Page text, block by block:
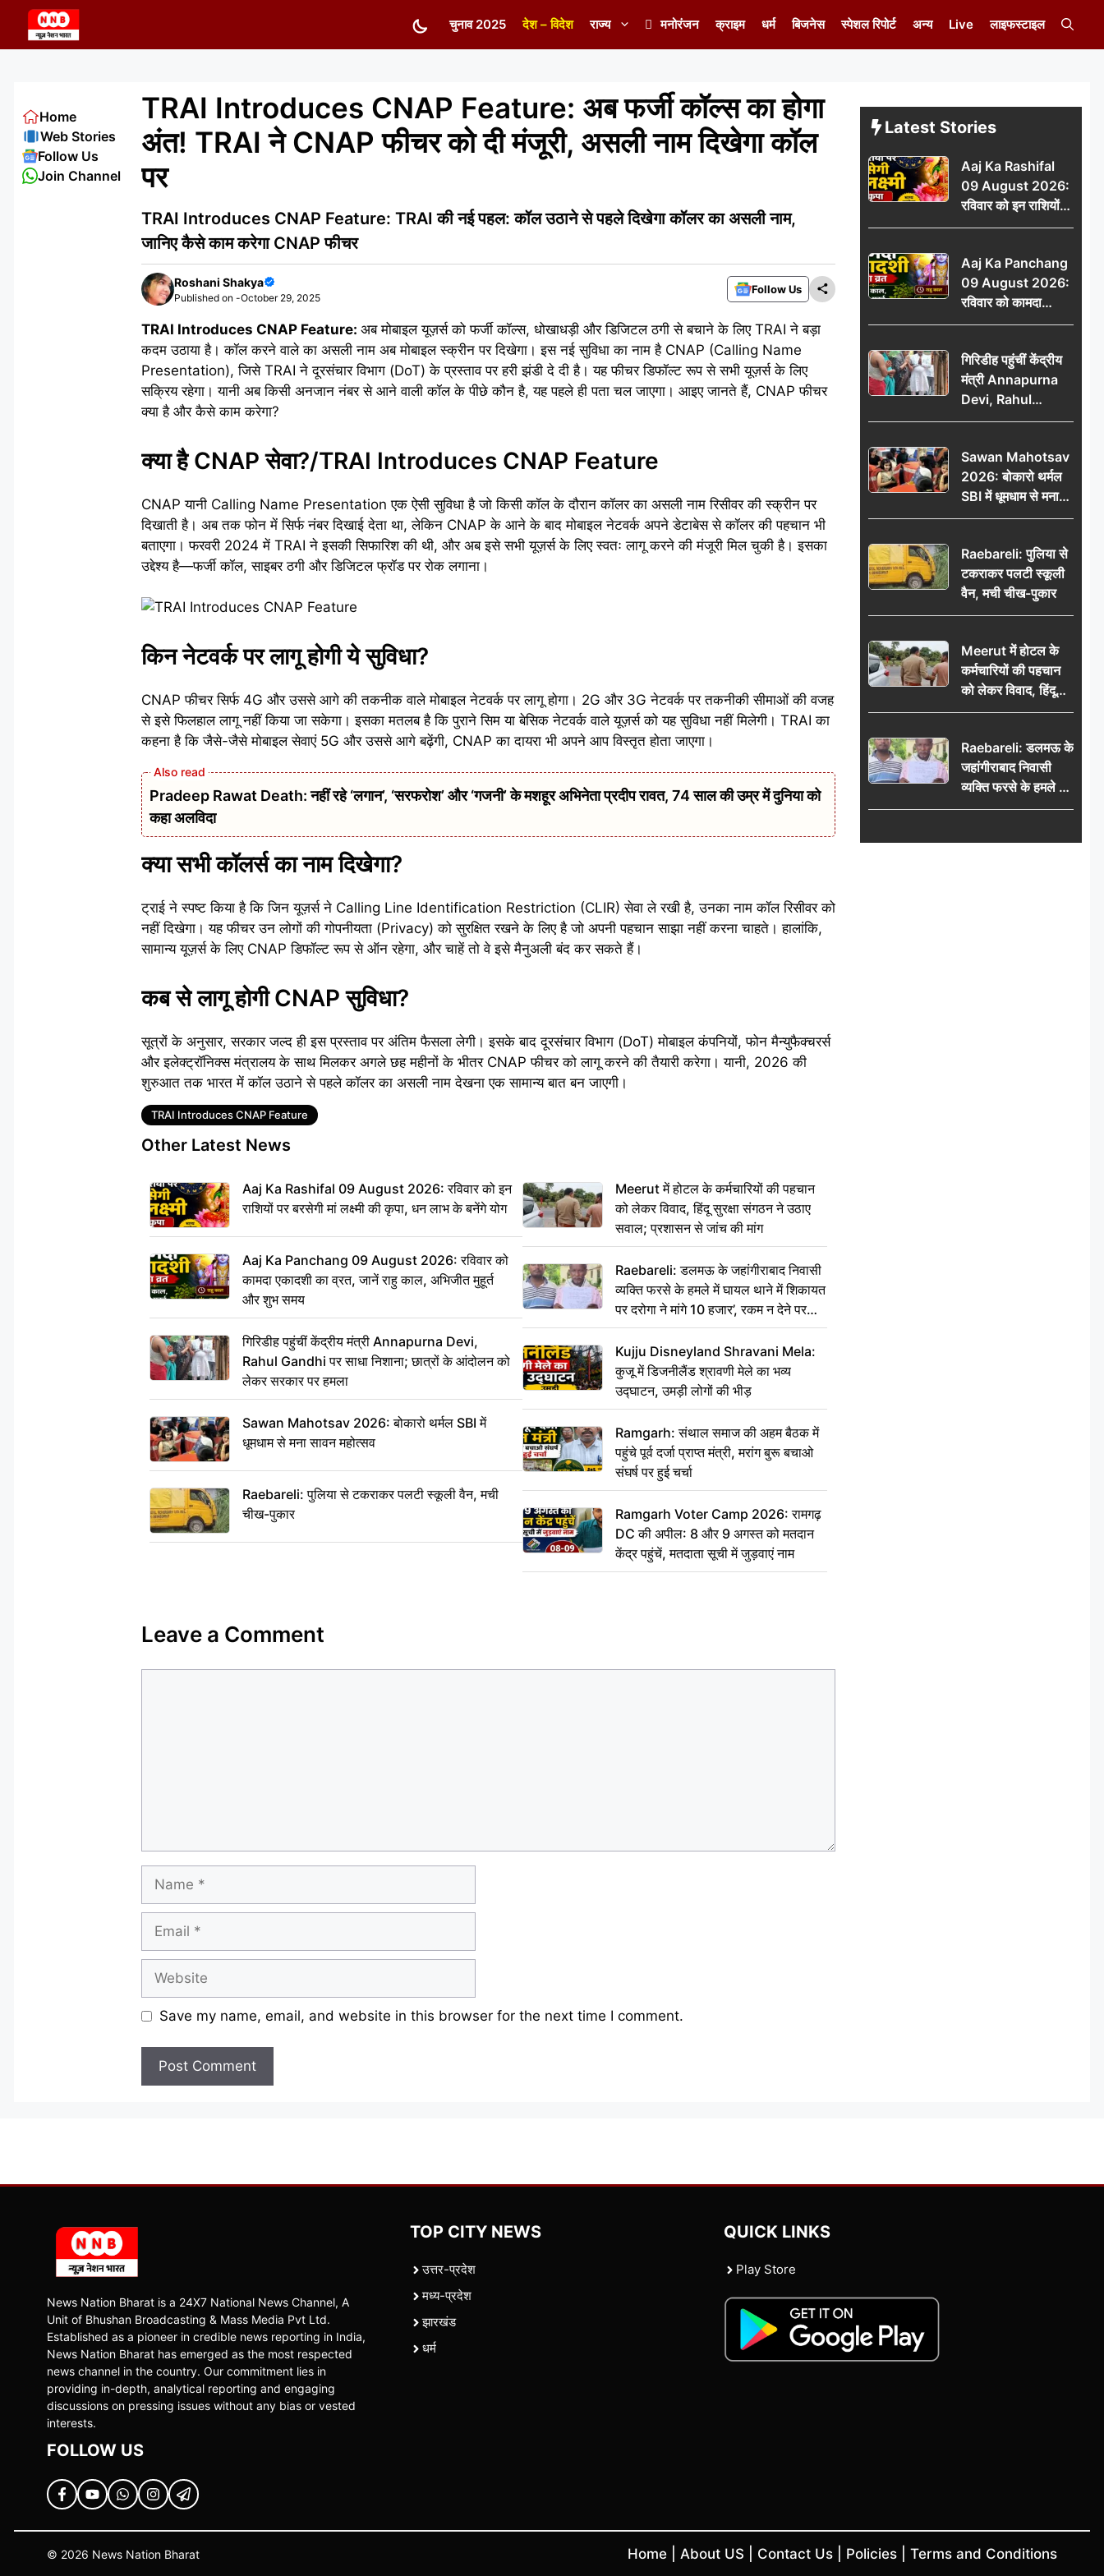
content
चुनाव 2025 देश – विदेश राज्य मनोरंजन क्राइम धर्म बिजनेस स्पेशल रिपोर्ट अन्य Live लाइफस्टाइल
TRAI Introduces CNAP Feature: अब फर्जी कॉल्स का होगा
अंत! TRAI ने CNAP फीचर को दी मंजूरी, असली नाम दिखेगा कॉल
पर
TRAI Introduces CNAP Feature: TRAI की नई पहल: कॉल उठाने से पहले दिखेगा कॉलर का असली नाम,
जानिए कैसे काम करेगा CNAP फीचर
Roshani Shakya
Published on -October 29, 2025
Follow Us
TRAI Introduces CNAP Feature: अब मोबाइल यूज़र्स को फर्जी कॉल्स, धोखाधड़ी और डिजिटल ठगी से बचाने के लिए TRAI ने बड़ा
कदम उठाया है। कॉल करने वाले का असली नाम अब मोबाइल स्क्रीन पर दिखेगा। इस नई सुविधा का नाम है CNAP (Calling Name
Presentation), जिसे TRAI ने दूरसंचार विभाग (DoT) के प्रस्ताव पर हरी झंडी दे दी है। यह फीचर डिफॉल्ट रूप से सभी यूज़र्स के लिए
सक्रिय रहेगा। यानी अब किसी अनजान नंबर से आने वाली कॉल के पीछे कौन है, यह पहले ही पता चल जाएगा। आइए जानते हैं, CNAP फीचर
क्या है और कैसे काम करेगा?
क्या है CNAP सेवा?/TRAI Introduces CNAP Feature
CNAP यानी Calling Name Presentation एक ऐसी सुविधा है जो किसी कॉल के दौरान कॉलर का असली नाम रिसीवर की स्क्रीन पर
दिखाती है। अब तक फोन में सिर्फ नंबर दिखाई देता था, लेकिन CNAP के आने के बाद मोबाइल नेटवर्क अपने डेटाबेस से कॉलर की पहचान भी
बताएगा। फरवरी 2024 में TRAI ने इसकी सिफारिश की थी, और अब इसे सभी यूज़र्स के लिए स्वतः लागू करने की मंजूरी मिल चुकी है। इसका
उद्देश्य है—फर्जी कॉल, साइबर ठगी और डिजिटल फ्रॉड पर रोक लगाना।
किन नेटवर्क पर लागू होगी ये सुविधा?
CNAP फीचर सिर्फ 4G और उससे आगे की तकनीक वाले मोबाइल नेटवर्क पर लागू होगा। 2G और 3G नेटवर्क पर तकनीकी सीमाओं की वजह
से इसे फिलहाल लागू नहीं किया जा सकेगा। इसका मतलब है कि पुराने सिम या बेसिक नेटवर्क वाले यूज़र्स को यह सुविधा नहीं मिलेगी। TRAI का
कहना है कि जैसे-जैसे मोबाइल सेवाएं 5G और उससे आगे बढ़ेंगी, CNAP का दायरा भी अपने आप विस्तृत होता जाएगा।
Pradeep Rawat Death: नहीं रहे ‘लगान’, ‘सरफरोश’ और ‘गजनी’ के मशहूर अभिनेता प्रदीप रावत, 74 साल की उम्र में दुनिया को
कहा अलविदा
क्या सभी कॉलर्स का नाम दिखेगा?
ट्राई ने स्पष्ट किया है कि जिन यूज़र्स ने Calling Line Identification Restriction (CLIR) सेवा ले रखी है, उनका नाम कॉल रिसीवर को
नहीं दिखेगा। यह फीचर उन लोगों की गोपनीयता (Privacy) को सुरक्षित रखने के लिए है जो अपनी पहचान साझा नहीं करना चाहते। हालांकि,
सामान्य यूज़र्स के लिए CNAP डिफॉल्ट रूप से ऑन रहेगा, और चाहें तो वे इसे मैनुअली बंद कर सकते हैं।
कब से लागू होगी CNAP सुविधा?
सूत्रों के अनुसार, सरकार जल्द ही इस प्रस्ताव पर अंतिम फैसला लेगी। इसके बाद दूरसंचार विभाग (DoT) मोबाइल कंपनियों, फोन मैन्युफैक्चरर्स
और इलेक्ट्रॉनिक्स मंत्रालय के साथ मिलकर अगले छह महीनों के भीतर CNAP फीचर को लागू करने की तैयारी करेगा। यानी, 2026 की
शुरुआत तक भारत में कॉल उठाने से पहले कॉलर का असली नाम देखना एक सामान्य बात बन जाएगी।
Tags
TRAI Introduces CNAP Feature
Other Latest News
Aaj Ka Rashifal 09 August 2026: रविवार को इन
राशियों पर बरसेगी मां लक्ष्मी की कृपा, धन लाभ के बनेंगे योग
Aaj Ka Panchang 09 August 2026: रविवार को
कामदा एकादशी का व्रत, जानें राहु काल, अभिजीत मुहूर्त
और शुभ समय
गिरिडीह पहुंचीं केंद्रीय मंत्री Annapurna Devi,
Rahul Gandhi पर साधा निशाना; छात्रों के आंदोलन को
लेकर सरकार पर हमला
Sawan Mahotsav 2026: बोकारो थर्मल SBI में
धूमधाम से मना सावन महोत्सव
Raebareli: पुलिया से टकराकर पलटी स्कूली वैन, मची
चीख-पुकार
Meerut में होटल के कर्मचारियों की पहचान
को लेकर विवाद, हिंदू सुरक्षा संगठन ने उठाए
सवाल; प्रशासन से जांच की मांग
Raebareli: डलमऊ के जहांगीराबाद निवासी
व्यक्ति फरसे के हमले में घायल थाने में शिकायत
पर दरोगा ने मांगे 10 हजार’, रकम न देने पर
कार्रवाई ठंडी!
Kujju Disneyland Shravani Mela:
कुजू में डिजनीलैंड श्रावणी मेले का भव्य
उद्घाटन, उमड़ी लोगों की भीड़
Ramgarh: संथाल समाज की अहम बैठक में
पहुंचे पूर्व दर्जा प्राप्त मंत्री, मरांग बुरू बचाओ
संघर्ष पर हुई चर्चा
Ramgarh Voter Camp 2026: रामगढ़
DC की अपील: 8 और 9 अगस्त को मतदान
केंद्र पहुंचें, मतदाता सूची में जुड़वाएं नाम
Leave a Comment
Save my name, email, and website in this browser for the next time I comment.
Home
Web Stories
Follow Us
Join Channel
Latest Stories
Aaj Ka Rashifal
09 August 2026:
रविवार को इन राशियों
पर बरसेगी मां लक्ष्मी की
योग
Aaj Ka Panchang
09 August 2026:
रविवार को कामदा
एकादशी का व्रत, जानें
और शुभ समय
गिरिडीह पहुंचीं केंद्रीय
मंत्री Annapurna
Devi, Rahul
Gandhi पर साधा
आंदोलन को लेकर
सरकार पर हमला
Sawan Mahotsav
2026: बोकारो थर्मल
SBI में धूमधाम से मना
सावन महोत्सव
Raebareli: पुलिया से
टकराकर पलटी स्कूली
वैन, मची चीख-पुकार
Meerut में होटल के
कर्मचारियों की पहचान
को लेकर विवाद, हिंदू
सुरक्षा संगठन ने उठाए
की मांग
Raebareli: डलमऊ के
जहांगीराबाद निवासी
व्यक्ति फरसे के हमले में
घायल थाने में शिकायत
हजार’, रकम न देने पर
News Nation Bharat is a 24X7 National News Channel, A
Unit of Bhushan Broadcasting & Mass Media Pvt Ltd.
Established as a pioneer in credible news reporting in India,
News Nation Bharat has emerged as the most respected
news channel in the country. Our commitment lies in
providing in-depth, analytical reporting and engaging
discussions on pressing issues without any bias or vested
interests.
FOLLOW US
TOP CITY NEWS
उत्तर-प्रदेश
मध्य-प्रदेश
झारखंड
धर्म
QUICK LINKS
Play Store
© 2026 News Nation Bharat Home About US Contact Us Policies Terms and Conditions